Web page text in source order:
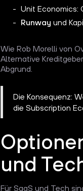
Unit Economics:
Runway und
Wie Rob Morelli von
Alternative
Abgrund.
Die Konsequenz:
die Subscription
und
Für SaaS und Tech